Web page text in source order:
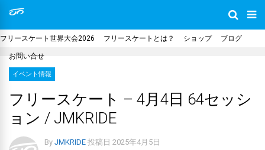
フリースケート世界大会2026 フリースケートとは？ ショップ ブログ
お問い合せ
イベント情報
フリースケート – 4月4日 64セッシ
ョン / JMKRIDE
By JMKRIDE 投稿日 2025年4月5日